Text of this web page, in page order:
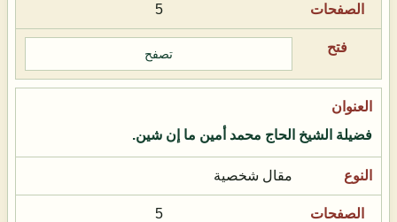
5
تصفح
فضيلة الشيخ الحاج محمد أمين ما إن شين.
مقال شخصية
5